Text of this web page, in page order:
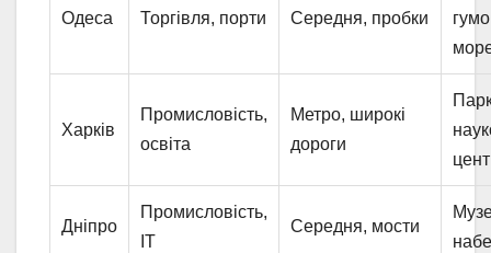
Одеса Торгівля, порти Середня, пробки
Харків
Промисловість,
освіта
Метро, широкі
дороги
Дніпро
Промисловість,
IT
Середня, мости